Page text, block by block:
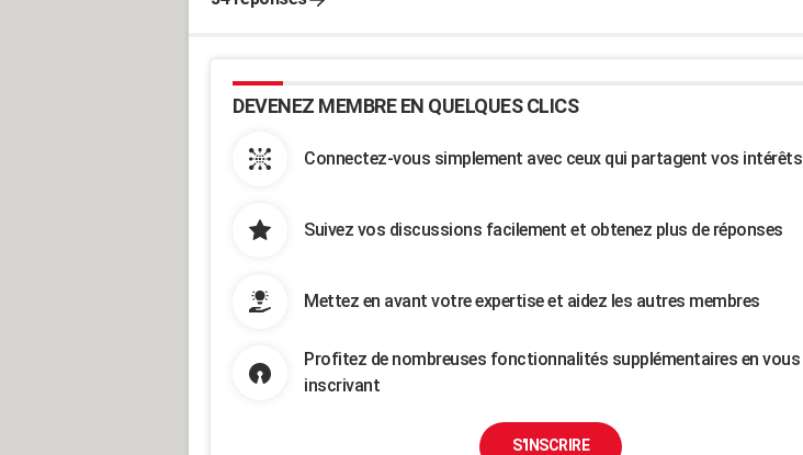
DEVENEZ MEMBRE EN QUELQUES CLICS
Connectez-vous simplement avec ceux qui partagent vos intérêts
Suivez vos discussions facilement et obtenez plus de réponses
Mettez en avant votre expertise et aidez les autres membres
Profitez de nombreuses fonctionnalités supplémentaires en vous
inscrivant
S'INSCRIRE